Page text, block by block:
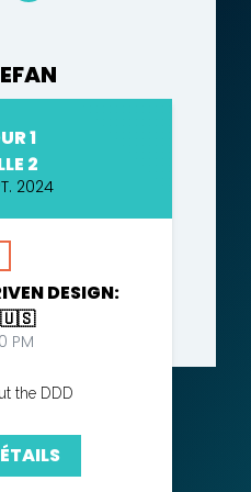
1
2
2024
DESIGN:
🇺🇸
PM
the DDD